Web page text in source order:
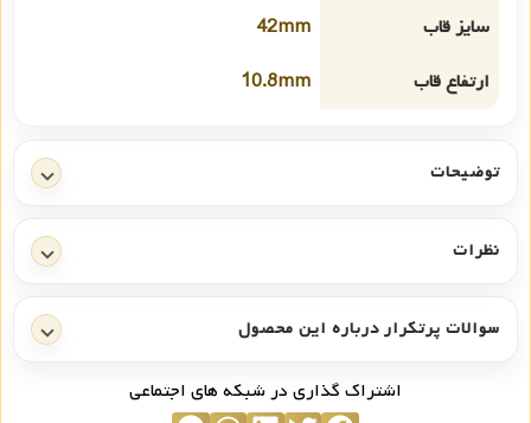
سایز قاب
42mm
ارتفاع قاب
10.8mm
توضیحات
نظرات
سوالات پرتکرار درباره این محصول
اشتراک گذاری در شبکه های اجتماعی